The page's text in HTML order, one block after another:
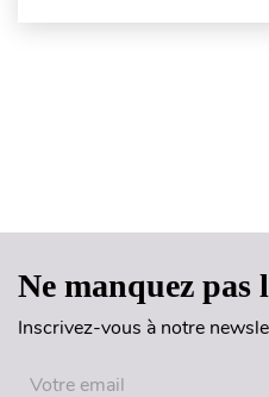
Ne manquez pas
Inscrivez-vous à notre